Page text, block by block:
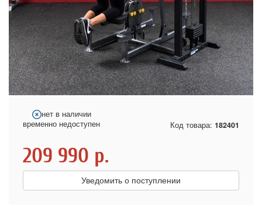
нет в наличии
временно недоступен
Код товара: 182401
209 990 р.
Уведомить о поступлении